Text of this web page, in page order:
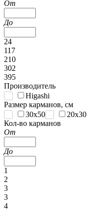
От
До
24
117
210
302
395
Производитель
Higashi
Размер карманов, см
30x50
20x30
Кол-во карманов
От
До
1
2
3
3
4